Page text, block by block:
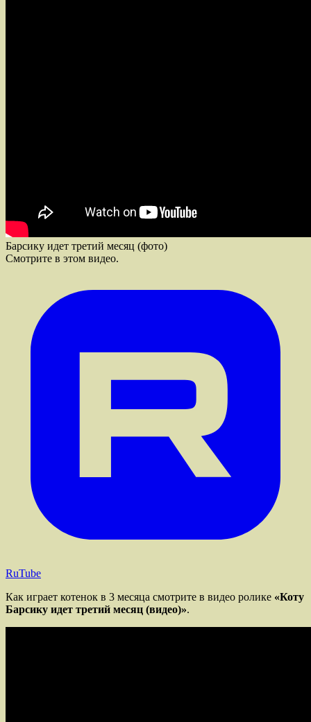
Барсику идет третий месяц (фото)
Смотрите в этом видео.
RuTube
Как играет котенок в 3 месяца смотрите в видео ролике «Коту
Барсику идет третий месяц (видео)».